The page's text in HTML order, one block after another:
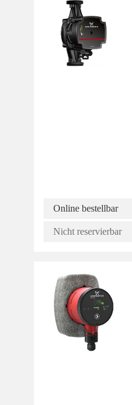
Online bestellbar
Nicht reservierbar